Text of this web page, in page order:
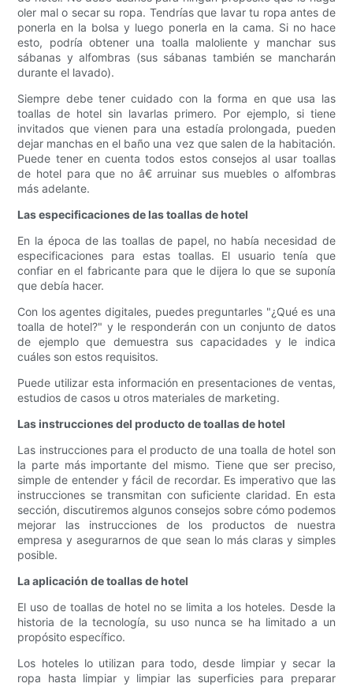
oler mal o secar su ropa. Tendrías que lavar tu ropa antes de
ponerla en la bolsa y luego ponerla en la cama. Si no hace
esto, podría obtener una toalla maloliente y manchar sus
sábanas y alfombras (sus sábanas también se mancharán
durante el lavado).
Siempre debe tener cuidado con la forma en que usa las
toallas de hotel sin lavarlas primero. Por ejemplo, si tiene
invitados que vienen para una estadía prolongada, pueden
dejar manchas en el baño una vez que salen de la habitación.
Puede tener en cuenta todos estos consejos al usar toallas
de hotel para que no â€ arruinar sus muebles o alfombras
más adelante.
Las especificaciones de las toallas de hotel
En la época de las toallas de papel, no había necesidad de
especificaciones para estas toallas. El usuario tenía que
confiar en el fabricante para que le dijera lo que se suponía
que debía hacer.
Con los agentes digitales, puedes preguntarles "¿Qué es una
toalla de hotel?" y le responderán con un conjunto de datos
de ejemplo que demuestra sus capacidades y le indica
cuáles son estos requisitos.
Puede utilizar esta información en presentaciones de ventas,
estudios de casos u otros materiales de marketing.
Las instrucciones del producto de toallas de hotel
Las instrucciones para el producto de una toalla de hotel son
la parte más importante del mismo. Tiene que ser preciso,
simple de entender y fácil de recordar. Es imperativo que las
instrucciones se transmitan con suficiente claridad. En esta
sección, discutiremos algunos consejos sobre cómo podemos
mejorar las instrucciones de los productos de nuestra
empresa y asegurarnos de que sean lo más claras y simples
posible.
La aplicación de toallas de hotel
El uso de toallas de hotel no se limita a los hoteles. Desde la
historia de la tecnología, su uso nunca se ha limitado a un
propósito específico.
Los hoteles lo utilizan para todo, desde limpiar y secar la
ropa hasta limpiar y limpiar las superficies para preparar